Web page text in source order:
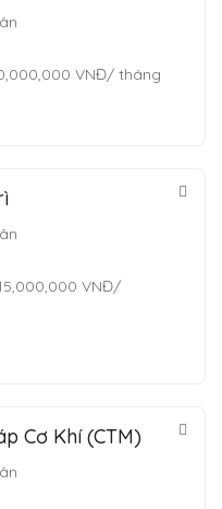
VNĐ/ tháng
VNĐ/
Cơ Khí (CTM)